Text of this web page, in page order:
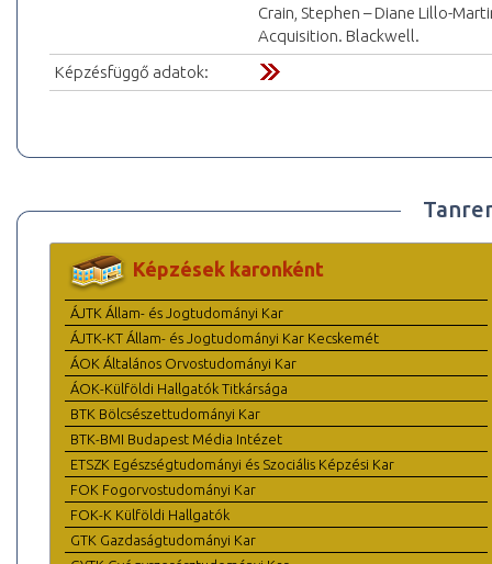
Crain, Stephen – Diane Lillo-
Acquisition. Blackwell.
Képzésfüggő adatok:
Képzések karonként
ÁJTK Állam- és Jogtudományi Kar
ÁJTK-KT Állam- és Jogtudományi Kar Kecskemét
ÁOK Általános Orvostudományi Kar
ÁOK-Külföldi Hallgatók Titkársága
BTK Bölcsészettudományi Kar
BTK-BMI Budapest Média Intézet
ETSZK Egészségtudományi és Szociális Képzési Kar
FOK Fogorvostudományi Kar
FOK-K Külföldi Hallgatók
GTK Gazdaságtudományi Kar